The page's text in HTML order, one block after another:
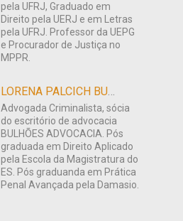
pela UFRJ, Graduado em
Direito pela UERJ e em Letras
pela UFRJ. Professor da UEPG
e Procurador de Justiça no
MPPR.
LORENA PALCICH BULHÕES
Advogada Criminalista, sócia
do escritório de advocacia
BULHÕES ADVOCACIA. Pós
graduada em Direito Aplicado
pela Escola da Magistratura do
ES. Pós graduanda em Prática
Penal Avançada pela Damasio.